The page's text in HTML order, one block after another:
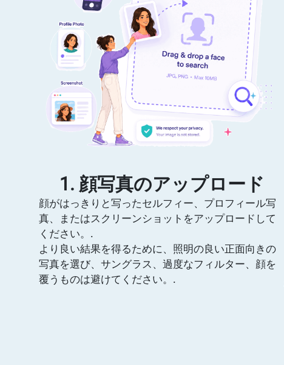
1. 顔写真のアップロード
顔がはっきりと写ったセルフィー、プロフィール写
真、またはスクリーンショットをアップロードして
ください。.
より良い結果を得るために、照明の良い正面向きの
写真を選び、サングラス、過度なフィルター、顔を
覆うものは避けてください。.